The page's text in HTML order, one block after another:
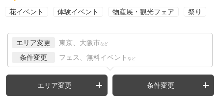
花イベント 体験イベント 物産展・観光フェア 祭り
エリア変更 東京、大阪市 など
条件変更 フェス、無料イベント など
エリア変更 条件変更